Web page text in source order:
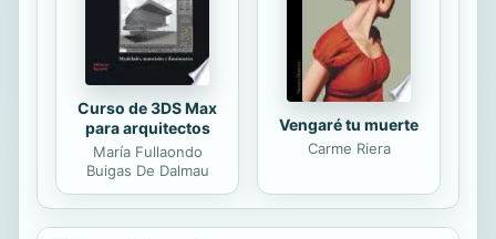
Curso de 3DS Max
para arquitectos
María Fullaondo
Buigas De Dalmau
Vengaré tu muerte
Carme Riera